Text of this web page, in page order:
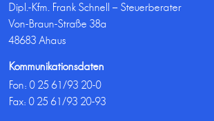
Dipl.-Kfm. Frank Schnell – Steuerberater
Von-Braun-Straße 38a
48683 Ahaus
Kommunikationsdaten
Fon:0 25 61/93 20-0
Fax: 0 25 61/93 20-93